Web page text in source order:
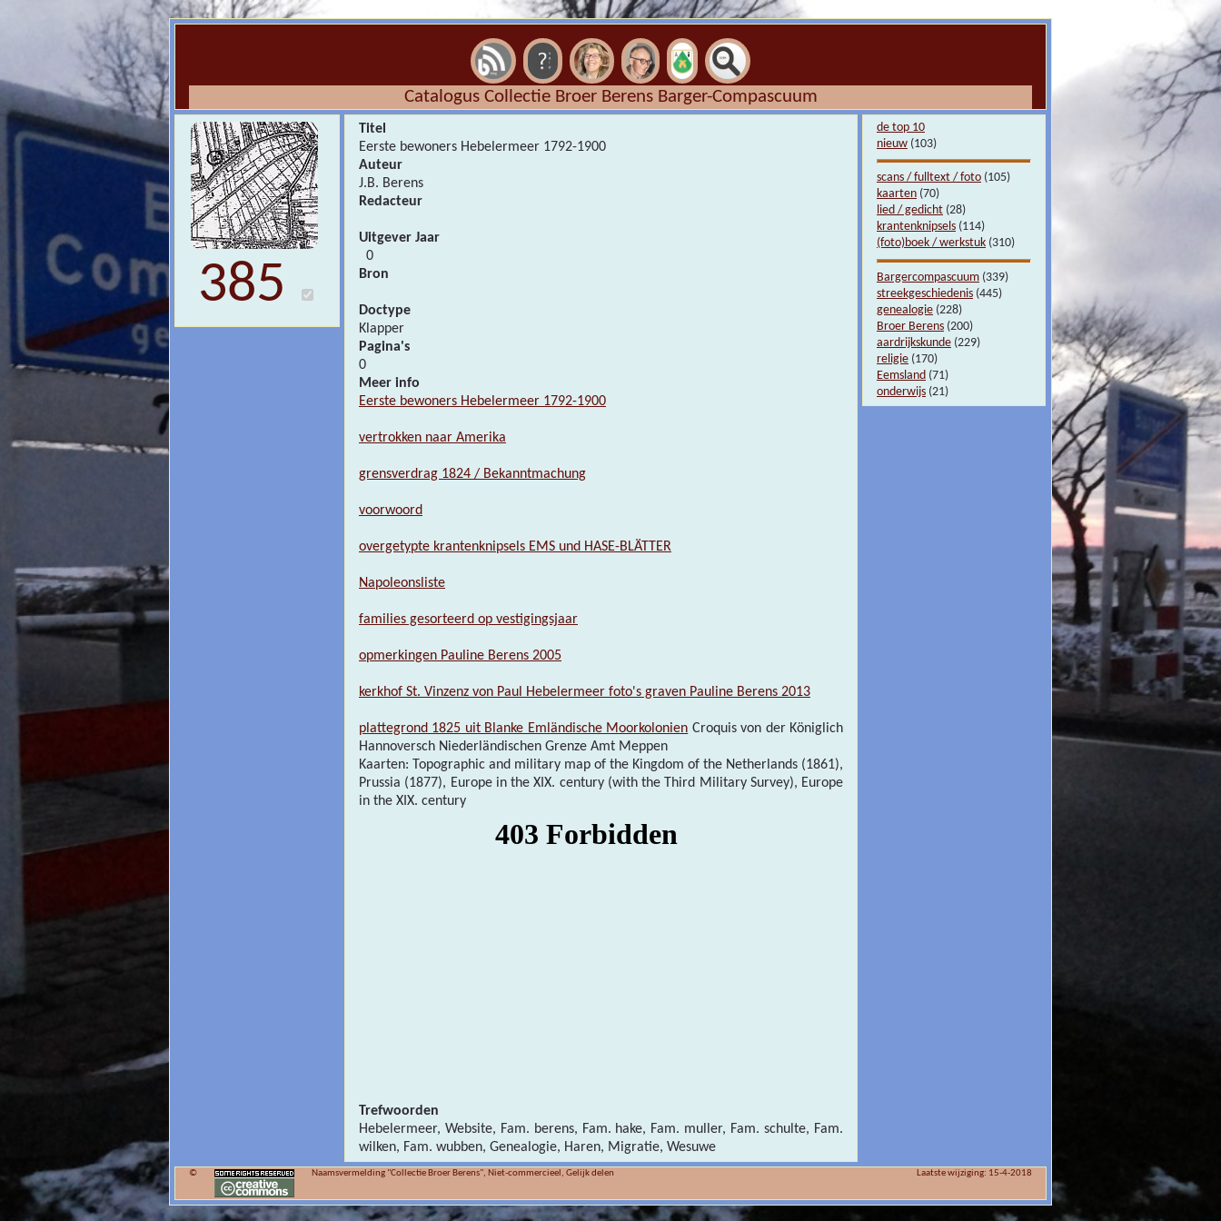
Catalogus Collectie Broer Berens Barger-Compascuum
385
Titel
Eerste bewoners Hebelermeer 1792-1900
Auteur
J.B. Berens
Redacteur
Uitgever Jaar
0
Bron
Doctype
Klapper
Pagina's
0
Meer info
Eerste bewoners Hebelermeer 1792-1900
vertrokken naar Amerika
grensverdrag 1824 / Bekanntmachung
voorwoord
overgetypte krantenknipsels EMS und HASE-BLÄTTER
Napoleonsliste
families gesorteerd op vestigingsjaar
opmerkingen Pauline Berens 2005
kerkhof St. Vinzenz von Paul Hebelermeer foto's graven Pauline Berens 2013
plattegrond 1825 uit Blanke Emländische Moorkolonien Croquis von der Königlich
Hannoversch Niederländischen Grenze Amt Meppen
Kaarten: Topographic and military map of the Kingdom of the Netherlands (1861),
Prussia (1877), Europe in the XIX. century (with the Third Military Survey), Europe
in the XIX. century
Trefwoorden
Hebelermeer, Website, Fam. berens, Fam. hake, Fam. muller, Fam. schulte, Fam.
wilken, Fam. wubben, Genealogie, Haren, Migratie, Wesuwe
de top 10
nieuw (103)
scans / fulltext / foto (105)
kaarten (70)
lied / gedicht (28)
krantenknipsels (114)
(foto)boek / werkstuk (310)
Bargercompascuum (339)
streekgeschiedenis (445)
genealogie (228)
Broer Berens (200)
aardrijkskunde (229)
religie (170)
Eemsland (71)
onderwijs (21)
Laatste wijziging: 15-4-2018
© Naamsvermelding "Collectie Broer Berens", Niet-commercieel, Gelijk delen